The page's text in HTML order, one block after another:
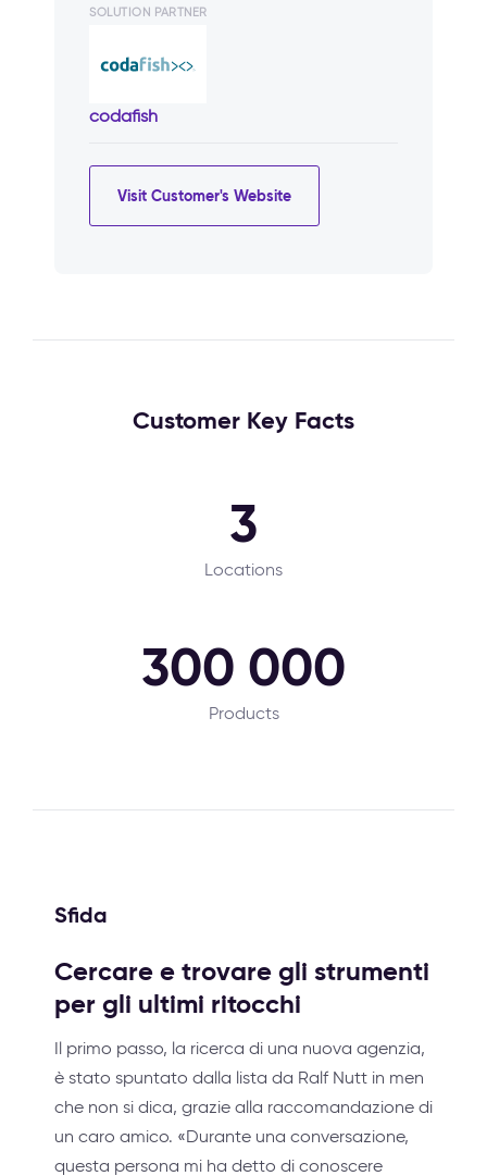
SOLUTION PARTNER
codafish
Visit Customer's Website
Customer Key Facts
3
Locations
300 000
Products
Sfida
Cercare e trovare gli strumenti
per gli ultimi ritocchi
Il primo passo, la ricerca di una nuova agenzia,
è stato spuntato dalla lista da Ralf Nutt in men
che non si dica, grazie alla raccomandazione di
un caro amico. «Durante una conversazione,
questa persona mi ha detto di conoscere